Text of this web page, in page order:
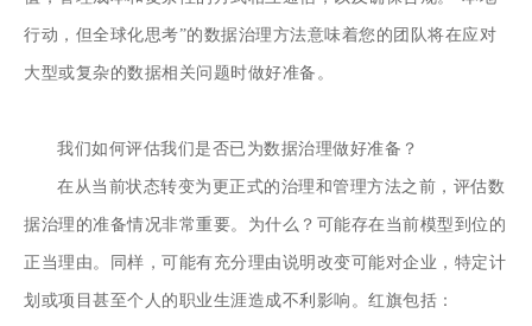
行动，但全球化思考”的数据治理方法意味着您的团队将在应对
大型或复杂的数据相关问题时做好准备。
我们如何评估我们是否已为数据治理做好准备？
在从当前状态转变为更正式的治理和管理方法之前，评估数
据治理的准备情况非常重要。为什么？可能存在当前模型到位的
正当理由。同样，可能有充分理由说明改变可能对企业，特定计
划或项目甚至个人的职业生涯造成不利影响。红旗包括：